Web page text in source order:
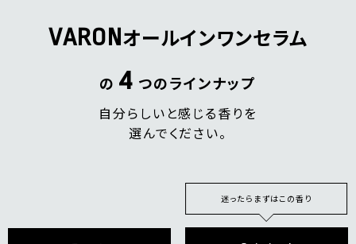
VARON オールインワンセラム
の 4 つのラインナップ
自分らしいと感じる香りを
選んでください。
迷ったらまずはこの香り